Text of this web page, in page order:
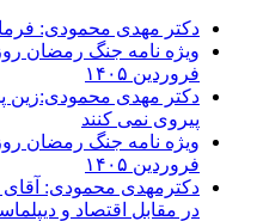
دکتر مهدى محمودى:
فروردین ۱۴۰۵
دکتر مهدی محمودی:زین
پیروى نمی کنند
فروردین ۱۴۰۵
دکترمهدى محمودى:
در مقابل اقتصاد و